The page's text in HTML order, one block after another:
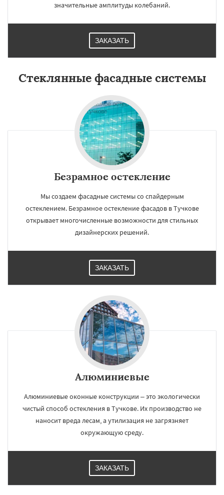
значительные амплитуды колебаний.
ЗАКАЗАТЬ
Стеклянные фасадные системы
Безрамное остекление
Мы создаем фасадные системы со спайдерным
остеклением. Безрамное остекление фасадов в Тучкове
открывает многочисленные возможности для стильных
дизайнерских решений.
ЗАКАЗАТЬ
Алюминиевые
Алюминиевые оконные конструкции – это экологически
чистый способ остекления в Тучкове. Их производство не
наносит вреда лесам, а утилизация не загрязняет
окружающую среду.
ЗАКАЗАТЬ